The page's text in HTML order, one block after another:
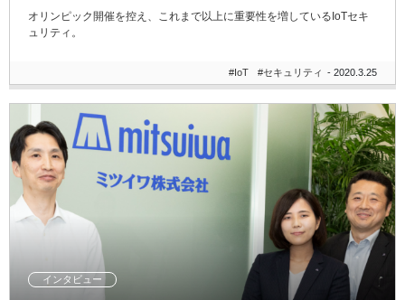
オリンピック開催を控え、これまで以上に重要性を増しているIoTセキ
ュリティ。
#IoT #セキュリティ - 2020.3.25
インタビュー